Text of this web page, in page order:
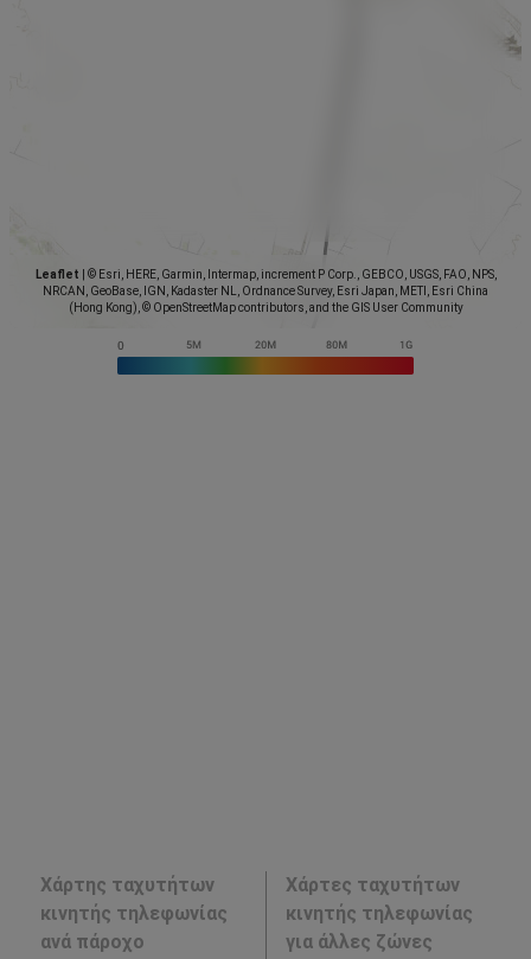
Leaflet
© Esri, HERE, Garmin, Intermap, increment P Corp., GEBCO, USGS, FAO, NPS,
NRCAN, GeoBase, IGN, Kadaster NL, Ordnance Survey, Esri Japan, METI, Esri China
(Hong Kong), © OpenStreetMap contributors, and the GIS User Community
Χάρτης ταχυτήτων
κινητής τηλεφωνίας
ανά πάροχο
Χάρτες ταχυτήτων
κινητής τηλεφωνίας
για άλλες ζώνες